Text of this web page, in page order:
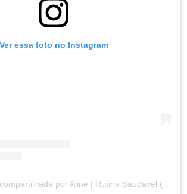
Ver essa foto no Instagram
Uma publicação compartilhada por Aline | Rotina Saudável (@alineqcorre)